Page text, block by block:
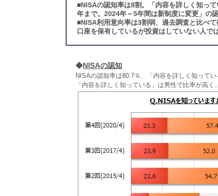
■NISAの認知率は8割。「内容を詳しく知っ
年まで。2024年～5年間は新制度に変更」の
■NISA利用意向率は3割弱、過去調査と比べ
口座を保有しているが投資はしていない人
◆NISAの認知
NISAの認知率は80.7％、「内容を詳しく知って
「内容を詳しく知っている」は男性で比率が高